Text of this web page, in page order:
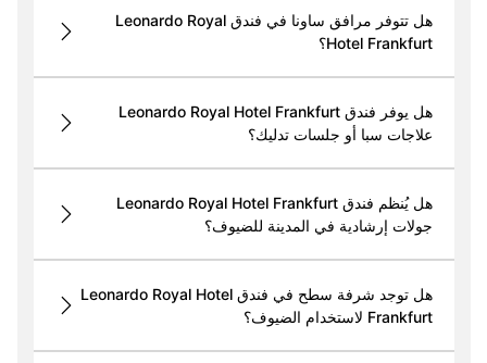
هل تتوفر مرافق ساونا في فندق Leonardo Royal
Hotel Frankfurt؟
هل يوفر فندق Leonardo Royal Hotel Frankfurt
علاجات سبا أو جلسات تدليك؟
هل يُنظم فندق Leonardo Royal Hotel Frankfurt
جولات إرشادية في المدينة للضيوف؟
هل توجد شرفة سطح في فندق Leonardo Royal Hotel
Frankfurt لاستخدام الضيوف؟